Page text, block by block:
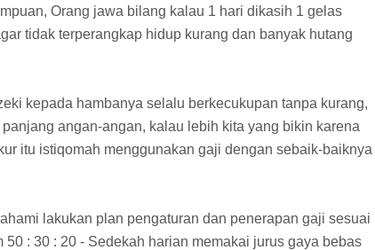
Orang jawa bilang kalau 1 hari dikasih 1 gelas
tidak terperangkap hidup kurang dan banyak hutang
kepada hambanya selalu berkecukupan tanpa kurang,
angan-angan, kalau lebih kita yang bikin karena
itu istiqomah menggunakan gaji dengan sebaik-baiknya
lakukan plan pengaturan dan penerapan gaji sesuai
: 30 : 20 - Sedekah harian memakai jurus gaya bebas